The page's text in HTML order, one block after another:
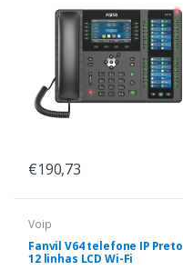
€190,73
Voip
Fanvil V64 telefone IP Preto
12 linhas LCD Wi-Fi